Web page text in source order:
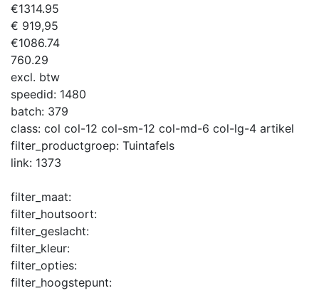
€1314.95
€ 919,95
€1086.74
760.29
excl. btw
speedid: 1480
batch: 379
class: col col-12 col-sm-12 col-md-6 col-lg-4 artikel
filter_productgroep: Tuintafels
link: 1373
filter_maat:
filter_houtsoort:
filter_geslacht:
filter_kleur:
filter_opties:
filter_hoogstepunt: